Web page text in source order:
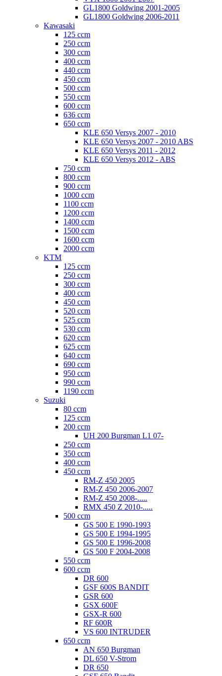
GL1800 Goldwing 2001-2005
GL1800 Goldwing 2006-2011
Kawasaki
125 ccm
250 ccm
300 ccm
400 ccm
440 ccm
450 ccm
500 ccm
550 ccm
600 ccm
636 ccm
650 ccm
KLE 650 Versys 2007 - 2010
KLE 650 Versys 2007 - 2010 ABS
KLE 650 Versys 2011 - 2012
KLE 650 Versys 2012 - ABS
750 ccm
800 ccm
900 ccm
1000 ccm
1100 ccm
1200 ccm
1400 ccm
1500 ccm
1600 ccm
2000 ccm
KTM
125 ccm
250 ccm
300 ccm
400 ccm
450 ccm
520 ccm
525 ccm
530 ccm
620 ccm
625 ccm
640 ccm
690 ccm
950 ccm
990 ccm
1190 ccm
Suzuki
80 ccm
125 ccm
200 ccm
UH 200 Burgman L1 07-
250 ccm
350 ccm
400 ccm
450 ccm
RM-Z 450 2005
RM-Z 450 2006-2007
RM-Z 450 2008-.....
RMX 450 Z 2010-.....
500 ccm
GS 500 E 1990-1993
GS 500 E 1994-1995
GS 500 E 1996-2008
GS 500 F 2004-2008
550 ccm
600 ccm
DR 600
GSF 600S BANDIT
GSR 600
GSX 600F
GSX-R 600
RF 600R
VS 600 INTRUDER
650 ccm
AN 650 Burgman
DL 650 V-Strom
DR 650